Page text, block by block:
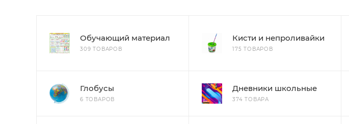
Обучающий материал
309 ТОВАРОВ
Кисти и непроливайки
175 ТОВАРОВ
Глобусы
6 ТОВАРОВ
Дневники школьные
374 ТОВАРА